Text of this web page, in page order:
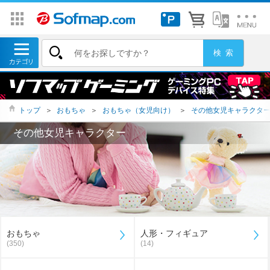
トップ ＞ おもちゃ ＞ おもちゃ（女児向け） ＞ その他女児キャラクター
その他女児キャラクター
おもちゃ
(350)
人形・フィギュア
(14)